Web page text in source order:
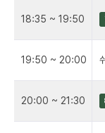
18:35 ~ 19:50
19:50 ~ 20:00
20:00 ~ 21:30